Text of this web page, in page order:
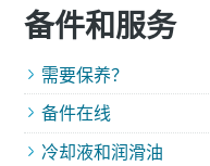
备件和服务
需要保养？
备件在线
冷却液和润滑油